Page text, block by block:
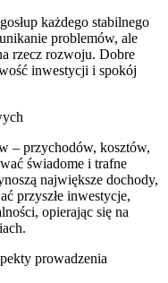
każdego stabilnego
problemów, ale
rzecz rozwoju. Dobre
inwestycji i spokój
– przychodów, kosztów,
świadome i trafne
największe dochody,
przyszłe inwestycje,
opierając się na
prowadzenia